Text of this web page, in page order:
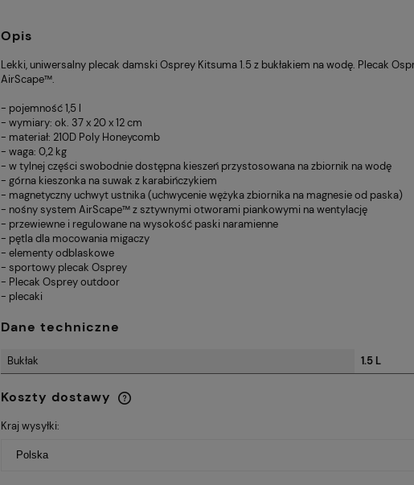
POWIADOM O DOSTĘPNOŚCI
Opis
Lekki, uniwersalny plecak damski Osprey Kitsuma 1.5 z bukłakiem na wodę. Plecak
AirScape™.
- pojemność 1,5 l
- wymiary: ok. 37 x 20 x 12 cm
- materiał: 210D Poly Honeycomb
- waga: 0,2 kg
- w tylnej części swobodnie dostępna kieszeń przystosowana na zbiornik na wodę
- górna kieszonka na suwak z karabińczykiem
- magnetyczny uchwyt ustnika (uchwycenie wężyka zbiornika na magnesie od paska)
- nośny system AirScape™ z sztywnymi otworami piankowymi na wentylację
- przewiewne i regulowane na wysokość paski naramienne
- pętla dla mocowania migaczy
- elementy odblaskowe
- sportowy plecak Osprey
- Plecak Osprey outdoor
- plecaki
Dane techniczne
Bukłak 1.5 L
Koszty dostawy
Kraj wysyłki: